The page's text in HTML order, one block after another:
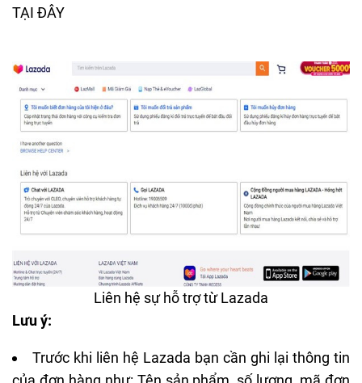
TẠI ĐÂY
Liên hệ sự hỗ trợ từ Lazada
Lưu ý:
Trước khi liên hệ Lazada bạn cần ghi lại thông tin